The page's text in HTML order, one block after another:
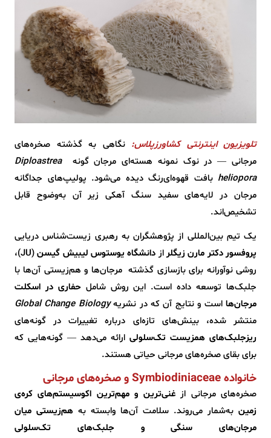
تلویزیون اینترنتی کشاورزپلاس: نگاهی به گذشته‌ صخره‌های
مرجانی — در نوک نمونه‌ هسته‌ای مرجان گونه‌Diploastrea
heliopora بافت قهوه‌ای‌رنگ دیده می‌شود. پولیپ‌های جداگانه
مرجان در لایه‌های سفید سنگ آهکی زیر آن به‌وضوح قابل
تشخیص‌اند.
یک تیم بین‌المللی از پژوهشگران به رهبری زیست‌شناس دریایی
پروفسور دکتر مارن زیگلراز دانشگاه یوستوس لیبیش گیسن
(JU)،
روشی نوآورانه برای بازسازی گذشته‌ مرجان‌ها و هم‌زیستی آن‌ها با
جلبک‌ها توسعه داده است. این روش شاملحفاری در اسکلت
مرجان‌هااست و نتایج آن که در نشریهGlobal Change Biology
منتشر شده، بینش‌های تازه‌ای درباره‌ تغییرات در گونه‌های
ریزجلبک‌های همزیست تک‌سلولی ارائه می‌دهد — گونه‌هایی که
برای بقای صخره‌های مرجانی حیاتی هستند.
خانواده Symbiodiniaceae و صخره‌های مرجانی
صخره‌های مرجانی ازغنی‌ترین و مهم‌ترین اکوسیستم‌های کره‌ی
زمین به‌شمار می‌روند. سلامت آن‌ها وابسته به هم‌زیستی میان
مرجان‌های سنگی و جلبک‌های تک‌سلولی